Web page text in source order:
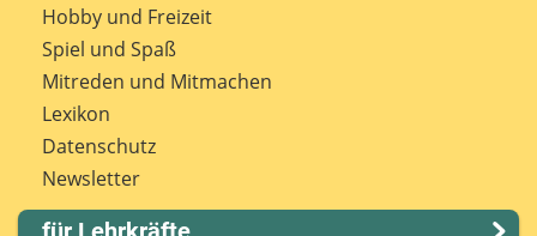
Impressum
Internet-ABC Sitemap
Barrierefreiheit
Länderprojekte
Hobby und Freizeit
Spiel und Spaß
Mitreden und Mitmachen
Lexikon
Datenschutz
Newsletter